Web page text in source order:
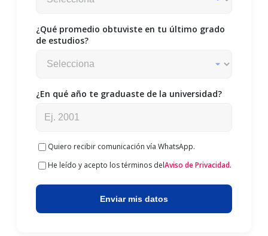
¿Qué promedio obtuviste en tu último grado
de estudios?
¿En qué año te graduaste de la universidad?
Quiero recibir comunicación vía WhatsApp.
He leído y acepto los términos delAviso de Privacidad.
Enviar mis datos